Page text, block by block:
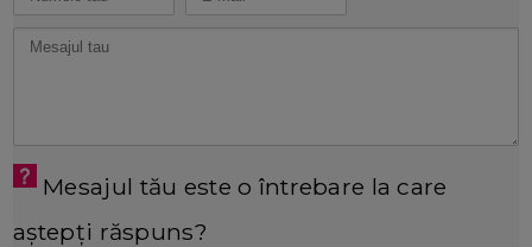
Mesajul tău este o întrebare la care
aștepți răspuns?